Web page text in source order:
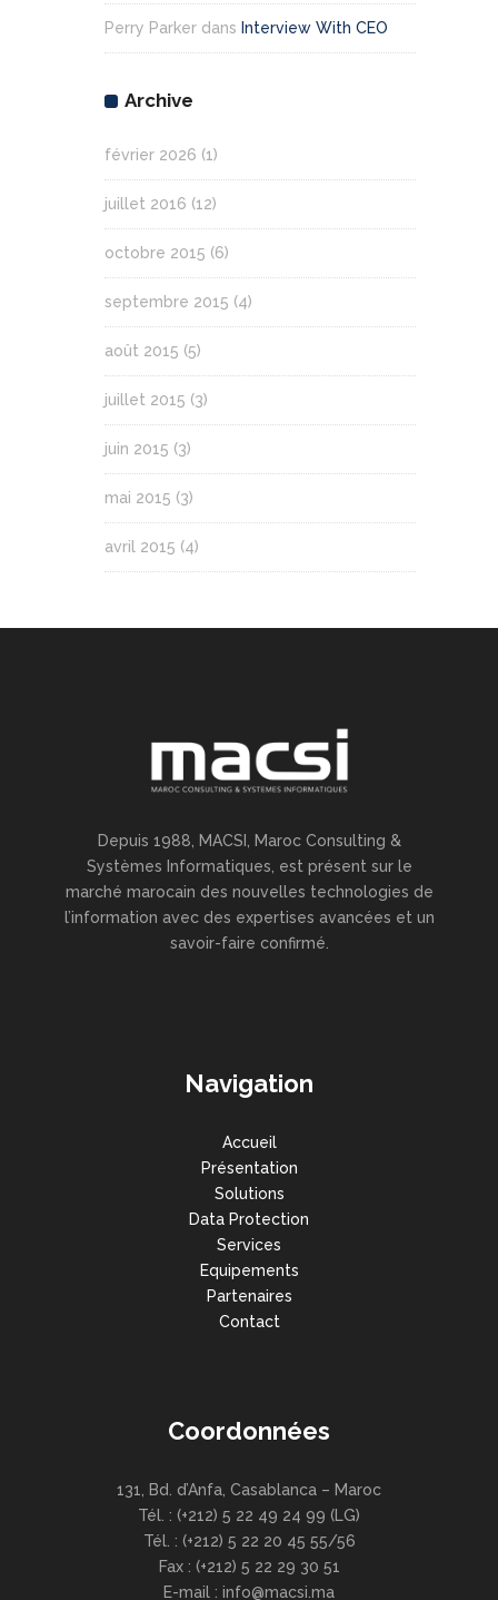
Perry Parker dans Interview With CEO
Archive
février 2026 (1)
juillet 2016 (12)
octobre 2015 (6)
septembre 2015 (4)
août 2015 (5)
juillet 2015 (3)
juin 2015 (3)
mai 2015 (3)
avril 2015 (4)
Depuis 1988, MACSI, Maroc Consulting &
Systèmes Informatiques, est présent sur le
marché marocain des nouvelles technologies de
l’information avec des expertises avancées et un
savoir-faire confirmé.
Navigation
Accueil
Présentation
Solutions
Data Protection
Services
Equipements
Partenaires
Contact
Coordonnées
131, Bd. d’Anfa, Casablanca – Maroc
Tél. : (+212) 5 22 49 24 99 (LG)
Tél. : (+212) 5 22 20 45 55/56
Fax : (+212) 5 22 29 30 51
E-mail : info@macsi.ma